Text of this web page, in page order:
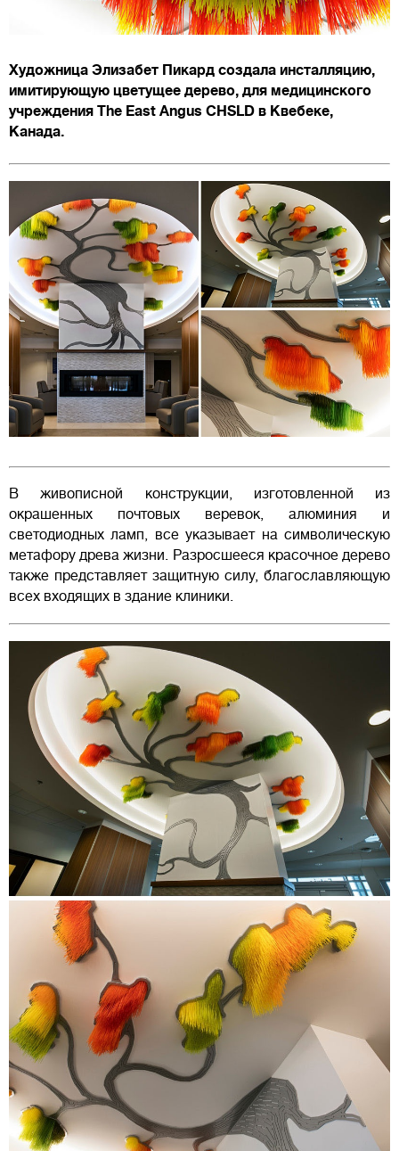
Художница Элизабет Пикард создала инсталляцию,
имитирующую цветущее дерево, для медицинского
учреждения The East Angus CHSLD в Квебеке,
Канада.
В живописной конструкции, изготовленной из
окрашенных почтовых веревок, алюминия и
светодиодных ламп, все указывает на символическую
метафору древа жизни. Разросшееся красочное дерево
также представляет защитную силу, благославляющую
всех входящих в здание клиники.